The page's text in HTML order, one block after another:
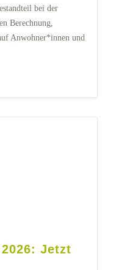
bei der
Berechnung,
Anwohner*innen und
Jetzt